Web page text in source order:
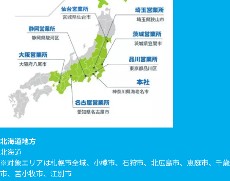
北海道地方
北海道
※対象エリアは札幌市全域、小樽市、石狩市、北広島市、恵庭市、千歳
市、苫小牧市、江別市